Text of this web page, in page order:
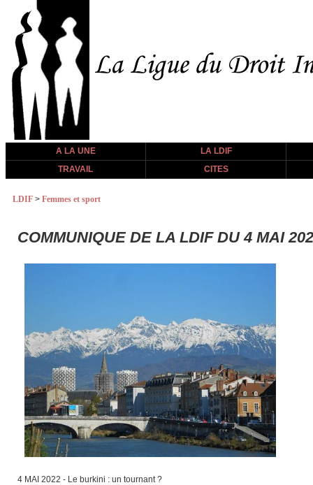
A LA UNE
LA LDIF
TRAVAIL
CITES
LDIF > Femmes et sport
COMMUNIQUE DE LA LDIF DU 4 MAI
4 MAI 2022 - Le burkini : un tournant ?